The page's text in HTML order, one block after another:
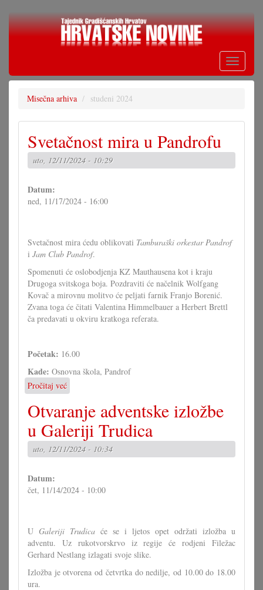
Skoči
Toggle
Misečna arhiva studeni 2024
Svetačnost mira u Pandrofu
uto, 12/11/2024 - 10:29
Datum:
ned, 11/17/2024 - 16:00
Svetačnost mira ćedu oblikovati Tamburaški orkestar Pandrof
i Jam Club Pandrof.
Spomenuti će oslobodjenja KZ Mauthausena kot i kraju
Drugoga svitskoga boja. Pozdraviti će načelnik Wolfgang
Kovač a mirovnu molitvo će peljati farnik Franjo Borenić.
Zvana toga će čitati Valentina Himmelbauer a Herbert Brettl
ča predavati u okviru kratkoga referata.
Početak: 16.00
Kade: Osnovna škola, Pandrof
Pročitaj već
Svetačnost
mira
u
Pandrofu
Otvaranje adventske izložbe
u Galeriji Trudica
uto, 12/11/2024 - 10:34
Datum:
čet, 11/14/2024 - 10:00
U Galeriji Trudica će se i ljetos opet održati izložba u
adventu. Uz rukotvorskrvo iz regije će rodjeni Filežac
Gerhard Nestlang izlagati svoje slike.
Izložba je otvorena od četvrtka do nedilje, od 10.00 do 18.00
ura.